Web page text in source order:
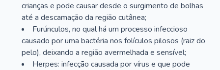
crianças e pode causar desde o surgimento de bolhas
até a descamação da região cutânea;
Furúnculos, no qual há um processo infeccioso
causado por uma bactéria nos folículos pilosos (raiz do
pelo), deixando a região avermelhada e sensível;
Herpes: infecção causada por vírus e que pode